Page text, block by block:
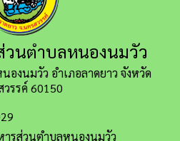
วนตำบลหนองนมวัว
องนมวัว อำเภอลาดยาว จังหวัด
รรค์ 60150
ารส่วนตำบลหนองนมวัว